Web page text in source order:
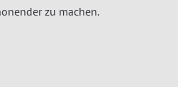
zu machen.